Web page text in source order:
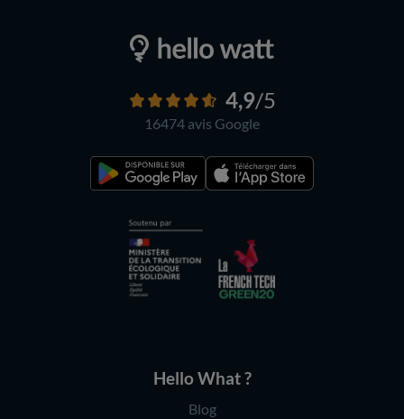
4,9/5
16474 avis Google
Hello What ?
Blog